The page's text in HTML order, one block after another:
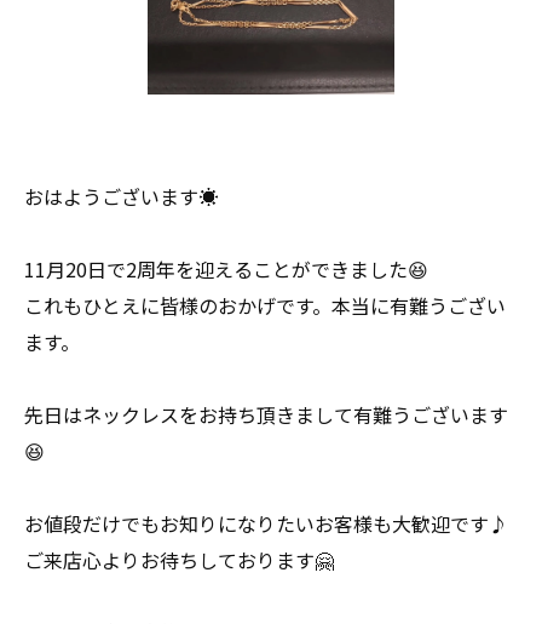
おはようございます☀
11月20日で2周年を迎えることができました😆
これもひとえに皆様のおかげです。本当に有難うござい
ます。
先日はネックレスをお持ち頂きまして有難うございます
😆
お値段だけでもお知りになりたいお客様も大歓迎です♪
ご来店心よりお待ちしております🤗